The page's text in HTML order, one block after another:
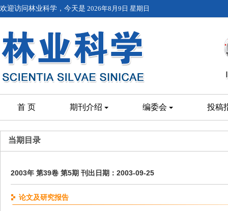
欢迎访问林业科学，今天是 2026年8月9日 星期日
首 页 期刊介绍 编委会 投稿
当期目录
2003年 第39卷 第5期 刊出日期：2003-09-25
论文及研究报告